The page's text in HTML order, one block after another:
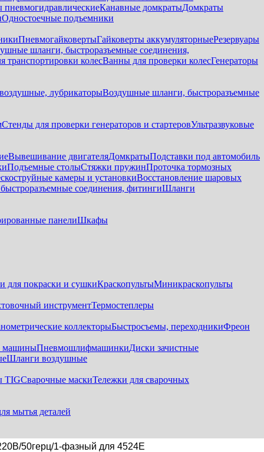
пневмогидравлическиеКанавные домкратыДомкраты
Одностоечные подъемники
ПневмогайковертыГайковерты аккумуляторныеРезервуары
шланги, быстроразъемные соединения,
транспортировки колесВанны для проверки колесГенераторы
лубрикаторыВоздушные шланги, быстроразъемные
Стенды для проверки генераторов и стартеровУльтразвуковые
Вывешивание двигателяДомкратыПодставки под автомобиль
Подъемные столыСтяжки пружинПроточка тормозных
камеры и установкиВосстановление шаровых
соединения, фитингиШланги
панелиШкафы
для покраски и сушкиКраскопультыМиникраскопульты
инструментТермостеплеры
коллекторыБыстросъемы, переходникиФреон
машиныПневмошлифмашинкиДиски зачистные
Шланги воздушные
TIGСварочные маскиТележки для сварочных
мытья деталей
50герц/1-фазный для 4524E